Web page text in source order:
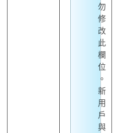
勿
修
改
此
欄
位
。
新
用
戶
與